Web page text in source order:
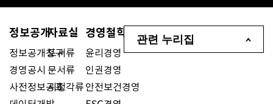
정보공개
정보공개청구
경영공시
사전정보공표
자료실
도서류
문서류
시청각류
경영철학
윤리경영
인권경영
안전보건경영
관련 누리집